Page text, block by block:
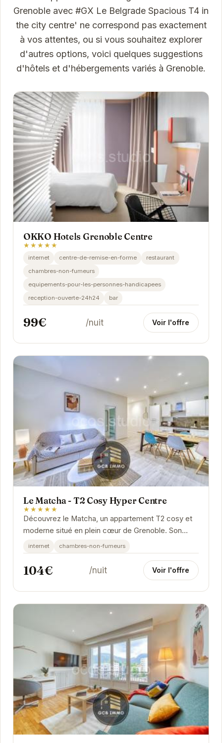
Grenoble avec #GX Le Belgrade Spacious T4 in
the city centre' ne correspond pas exactement
à vos attentes, ou si vous souhaitez explorer
d'autres options, voici quelques suggestions
d'hôtels et d'hébergements variés à Grenoble.
OKKO Hotels Grenoble Centre
★★★★★
internet centre-de-remise-en-forme
restaurant
chambres-non-fumeurs
equipements-pour-les-personnes-handicapees
reception-ouverte-24h24
bar
99€ /nuit Voir l'offre
Le Matcha - T2 Cosy Hyper Centre
★★★★★
Découvrez le Matcha, un appartement T2 cosy et
moderne situé en plein cœur de Grenoble. Son
emplacement privilégié vous permettra de
profiter...
internet chambres-non-fumeurs
104€ /nuit Voir l'offre